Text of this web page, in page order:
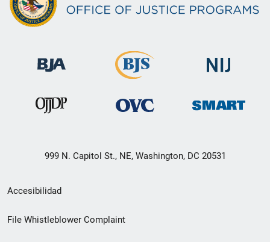
999 N. Capitol St., NE, Washington, DC 20531
Menú
de
Accesibilidad
File Whistleblower Complaint